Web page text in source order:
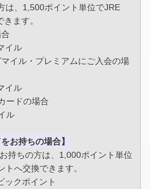
は、1,500ポイント単位でJRE
ます。
イル
イル・プレミアムにご入会の場
イル
ードの場合
ル
お持ちの場合】
持ちの方は、1,000ポイント単位
へ交換できます。
クポイント